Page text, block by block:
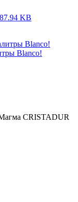
KB
Blanco!
CRISTADUR